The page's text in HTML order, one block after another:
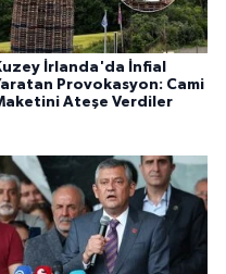
İrlanda'da İnfial
Provokasyon: Cami
Ateşe Verdiler